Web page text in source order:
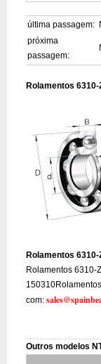
última passagem:
próxima
passagem:
Rolamentos 6310-
Rolamentos 6310-
Rolamentos 6310-
com:
Outros modelos